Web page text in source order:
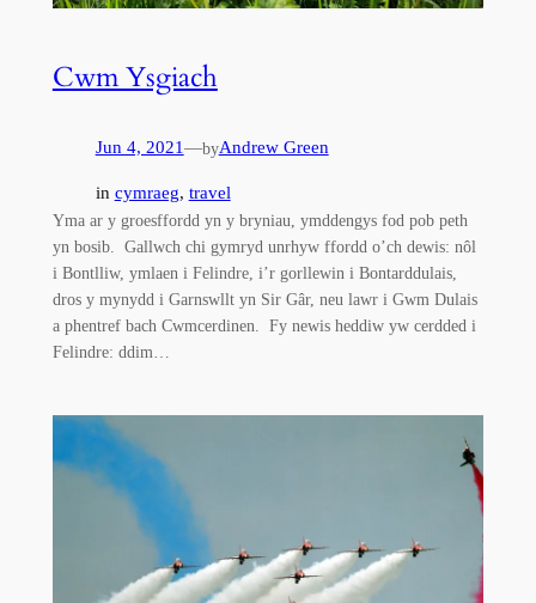
Cwm Ysgiach
Jun 4, 2021—byAndrew Green
in cymraeg, travel
Yma ar y groesffordd yn y bryniau, ymddengys fod pob peth
yn bosib. Gallwch chi gymryd unrhyw ffordd o’ch dewis: nôl
i Bontlliw, ymlaen i Felindre, i’r gorllewin i Bontarddulais,
dros y mynydd i Garnswllt yn Sir Gâr, neu lawr i Gwm Dulais
a phentref bach Cwmcerdinen. Fy newis heddiw yw cerdded i
Felindre: ddim…